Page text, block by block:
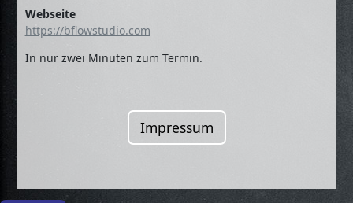
Webseite
https://bflowstudio.com
In nur zwei Minuten zum Termin.
Impressum